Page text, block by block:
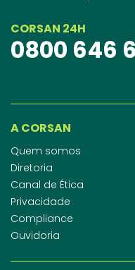
CORSAN 24H
0800 646
A CORSAN
Quem somos
Diretoria
Canal de Ética
Privacidade
Compliance
Ouvidoria